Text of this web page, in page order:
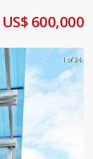
US$ 600,000
1 of 24